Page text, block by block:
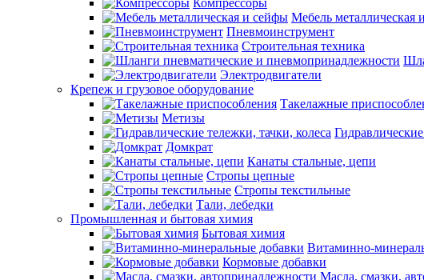
Компрессоры
Мебель металлическая
Пневмоинструмент
Строительная техника
Электродвигатели
Крепеж и грузовое оборудование
Такелажные
Метизы
Домкрат
Канаты стальные, цепи
Стропы цепные
Стропы текстильные
Тали, лебедки
Промышленная и бытовая химия
Бытовая химия
Витаминно-
Кормовые добавки
Масла, смазки,